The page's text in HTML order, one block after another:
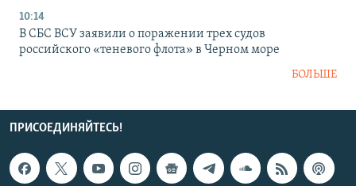
10:14
В СБС ВСУ заявили о поражении трех судов
российского «теневого флота» в Черном море
БОЛЬШЕ
ПРИСОЕДИНЯЙТЕСЬ!